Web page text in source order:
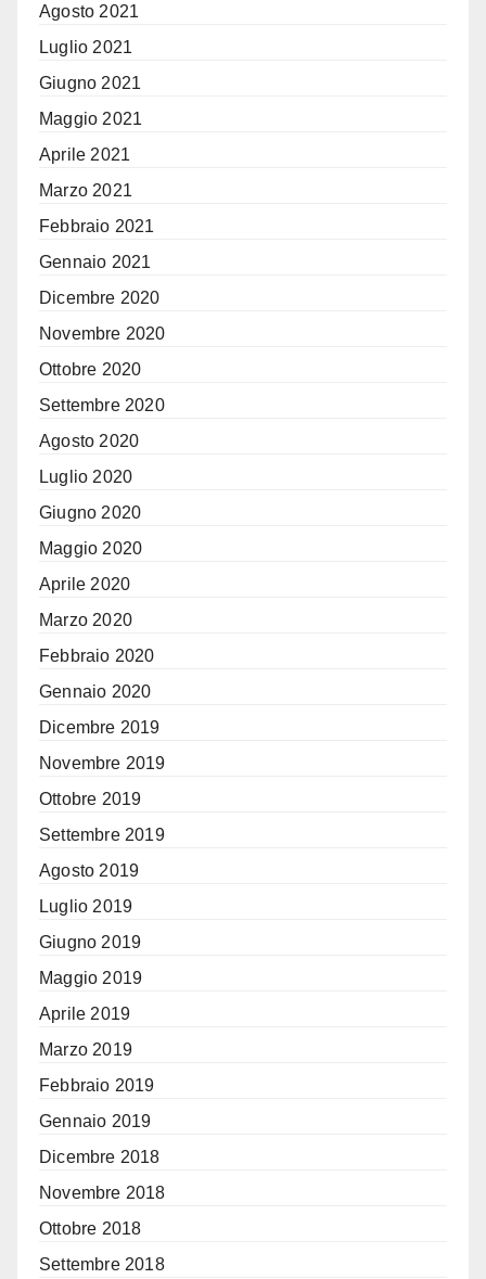
Agosto 2021
Luglio 2021
Giugno 2021
Maggio 2021
Aprile 2021
Marzo 2021
Febbraio 2021
Gennaio 2021
Dicembre 2020
Novembre 2020
Ottobre 2020
Settembre 2020
Agosto 2020
Luglio 2020
Giugno 2020
Maggio 2020
Aprile 2020
Marzo 2020
Febbraio 2020
Gennaio 2020
Dicembre 2019
Novembre 2019
Ottobre 2019
Settembre 2019
Agosto 2019
Luglio 2019
Giugno 2019
Maggio 2019
Aprile 2019
Marzo 2019
Febbraio 2019
Gennaio 2019
Dicembre 2018
Novembre 2018
Ottobre 2018
Settembre 2018